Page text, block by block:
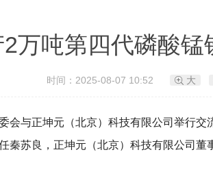
万吨第四代磷酸
时间：2025-08-07 10:52 大
会与正坤元（北京）科技有限公司举行
秦苏良，正坤元（北京）科技有限公司